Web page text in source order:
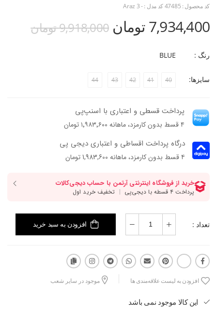
کد محصول : 47485کد مدل :- Araz 3
7,934,400 تومان 9,918,000 تومان
رنگ : BLUE
سایزها: 40
41
42
43
44
پرداخت قسطی و اعتباری با اسنپ‌پی
۴ قسط بدون کارمزد، ماهانه ۱٬۹۸۳٬۶۰۰ تومان
درگاه پرداخت اقساطی و اعتباری دیجی پی
۴ قسط بدون کارمزد، ماهانه 1,983,600 تومان
تعداد : افزودن به سبد خرید
افزودن به لیست علاقه‌مندی ها موجود در سایر شعب
این کالا موجود نمی باشد